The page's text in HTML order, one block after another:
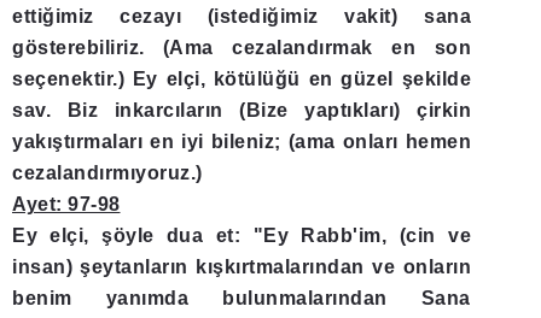
ettiğimiz cezayı (istediğimiz vakit) sana
gösterebiliriz. (Ama cezalandırmak en son
seçenektir.) Ey elçi, kötülüğü en güzel şekilde
sav. Biz inkarcıların (Bize yaptıkları) çirkin
yakıştırmaları en iyi bileniz; (ama onları hemen
cezalandırmıyoruz.)
Ayet: 97-98
Ey elçi, şöyle dua et: "Ey Rabb'im, (cin ve
insan) şeytanların kışkırtmalarından ve onların
benim yanımda bulunmalarından Sana